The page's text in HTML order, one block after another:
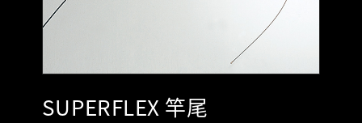
SUPERFLEX 竿尾